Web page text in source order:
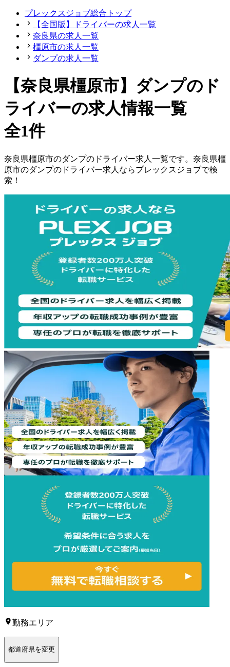
プレックスジョブ総合トップ
【全国版】ドライバーの求人一覧
奈良県の求人一覧
橿原市の求人一覧
ダンプの求人一覧
【奈良県橿原市】ダンプのド
ライバーの求人情報一覧
全1件
奈良県橿原市のダンプの ドライバー求人一覧です。 奈良県橿
原市のダンプの ドライバー求人ならプレックスジョブで検
索！
勤務エリア
都道府県を変更